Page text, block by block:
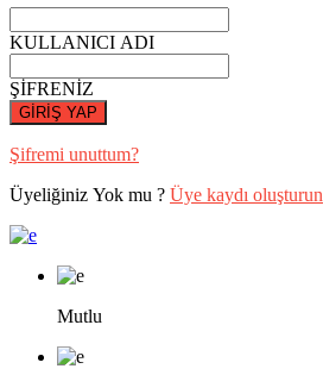
KULLANICI ADI
ŞİFRENİZ
GİRİŞ YAP
Şifremi unuttum?
Üyeliğiniz Yok mu ? Üye kaydı oluşturun
Mutlu